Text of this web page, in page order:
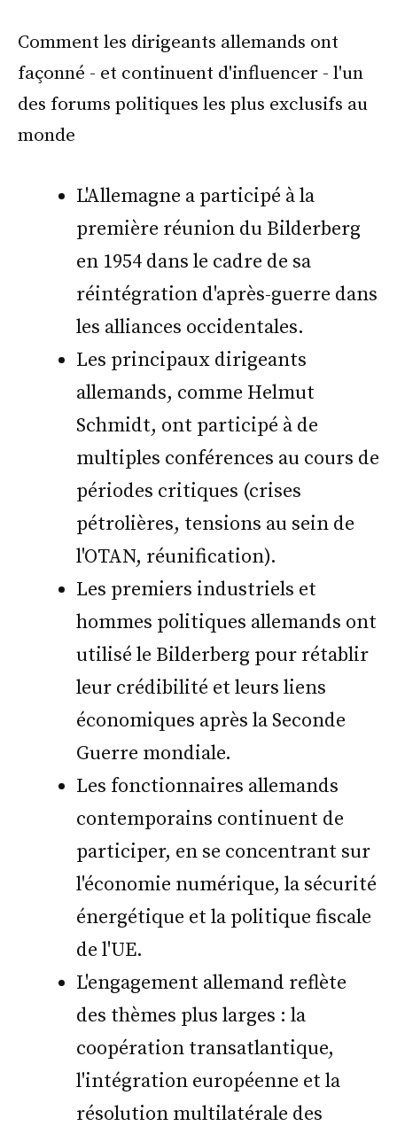
Comment les dirigeants allemands ont
façonné - et continuent d'influencer - l'un
des forums politiques les plus exclusifs au
monde
L'Allemagne a participé à la
première réunion du Bilderberg
en 1954 dans le cadre de sa
réintégration d'après-guerre dans
les alliances occidentales.
Les principaux dirigeants
allemands, comme Helmut
Schmidt, ont participé à de
multiples conférences au cours de
périodes critiques (crises
pétrolières, tensions au sein de
l'OTAN, réunification).
Les premiers industriels et
hommes politiques allemands ont
utilisé le Bilderberg pour rétablir
leur crédibilité et leurs liens
économiques après la Seconde
Guerre mondiale.
Les fonctionnaires allemands
contemporains continuent de
participer, en se concentrant sur
l'économie numérique, la sécurité
énergétique et la politique fiscale
de l'UE.
L'engagement allemand reflète
des thèmes plus larges : la
coopération transatlantique,
l'intégration européenne et la
résolution multilatérale des